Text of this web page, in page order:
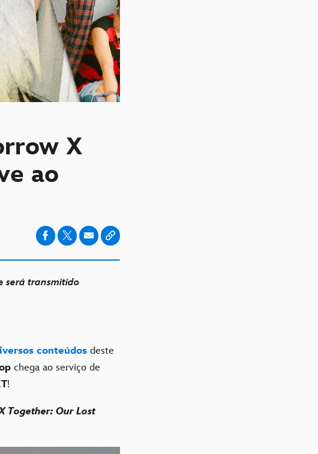
X
ao
será transmitido
conteúdos deste
chega ao serviço de
!
Together: Our Lost